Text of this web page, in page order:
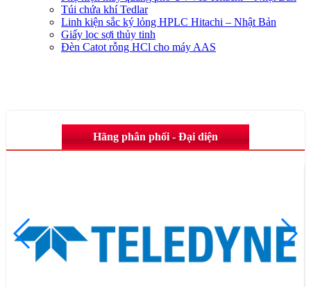
Túi chứa khí Tedlar
Linh kiện sắc ký lỏng HPLC Hitachi – Nhật Bản
Giấy lọc sợi thủy tinh
Đèn Catot rỗng HCl cho máy AAS
Hãng phân phối - Đại diện